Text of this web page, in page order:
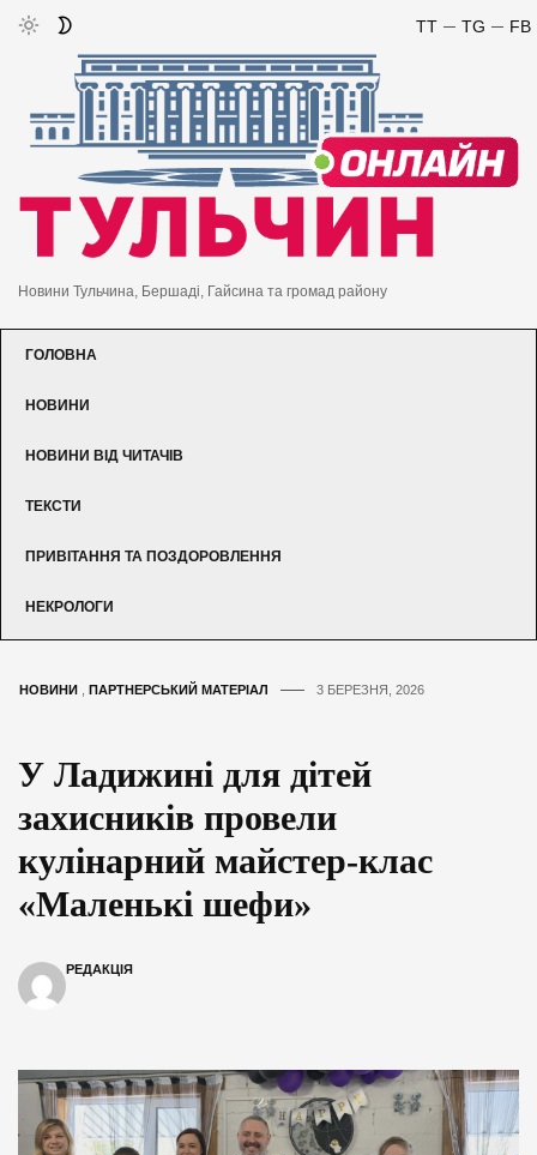
FB
TG
TT
Новини Тульчина, Бершаді, Гайсина та громад району
ГОЛОВНА
НОВИНИ
НОВИНИ ВІД ЧИТАЧІВ
ТЕКСТИ
ПРИВІТАННЯ ТА ПОЗДОРОВЛЕННЯ
НЕКРОЛОГИ
НОВИНИ ПАРТНЕРСЬКИЙ МАТЕРІАЛ 3 БЕРЕЗНЯ, 2026
У Ладижині для дітей
захисників провели
кулінарний майстер-клас
«Маленькі шефи»
РЕДАКЦІЯ